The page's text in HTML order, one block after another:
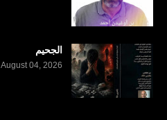
الجحيم
August 04, 2026